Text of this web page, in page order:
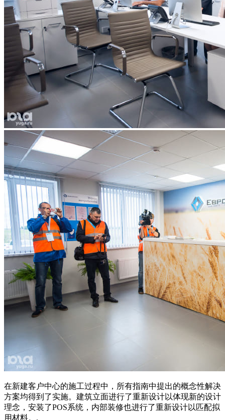
在新建客户中心的施工过程中，所有指南中提出的概念性解决
方案均得到了实施。建筑立面进行了重新设计以体现新的设计
理念，安装了POS系统，内部装修也进行了重新设计以匹配拟
用材料。.